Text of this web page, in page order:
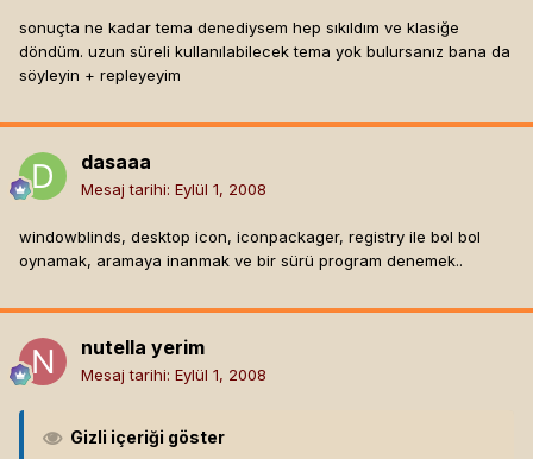
sonuçta ne kadar tema denediysem hep sıkıldım ve klasiğe
döndüm. uzun süreli kullanılabilecek tema yok bulursanız bana da
söyleyin + repleyeyim
dasaaa
Mesaj tarihi: Eylül 1, 2008
windowblinds, desktop icon, iconpackager, registry ile bol bol
oynamak, aramaya inanmak ve bir sürü program denemek..
nutella yerim
Mesaj tarihi: Eylül 1, 2008
Gizli içeriği göster